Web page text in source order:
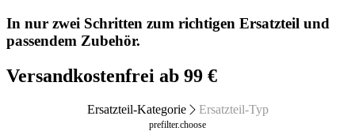
In nur zwei Schritten zum richtigen Ersatzteil und
passendem Zubehör.
Versandkostenfrei ab 99 €
Ersatzteil-Kategorie Ersatzteil-Typ
prefilter.choose